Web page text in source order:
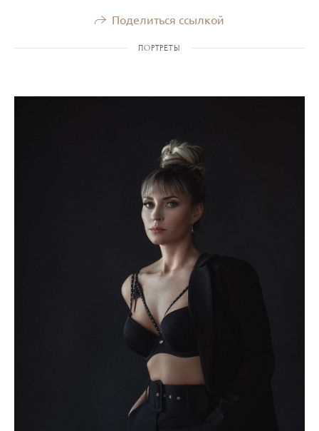
Поделиться ссылкой
ПОРТРЕТЫ